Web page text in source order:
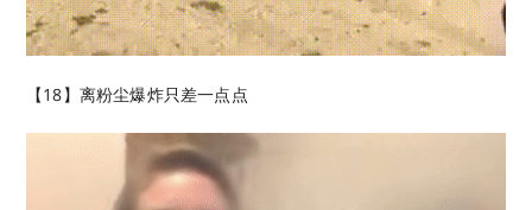
【18】离粉尘爆炸只差一点点